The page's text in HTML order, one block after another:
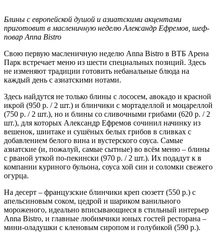
Блины с европейской душой и азиатскими акцентами
приготовит в масленичную неделю Александр Ефремов, шеф-
повар Anna Bistro
Свою первую масленичную неделю Anna Bistro в ВТБ Арена
Парк встречает меню из шести специальных позиций. Здесь
не изменяют традиции готовить небанальные блюда на
каждый день с азиатскими нотами.
Здесь найдутся не только блины с лососем, авокадо и красной
икрой (950 р. / 2 шт.) и блинчики с мортаделлой и моцареллой
(750 р. / 2 шт.), но и блины со сливочными грибами (620 р. / 2
шт.), для которых Александр Ефремов сочинил начинку из
вешенок, шиитаке и сушёных белых грибов в сливках с
добавлением белого вина и вустерского соуса. Самые
азиатские (и, пожалуй, самые сытные) во всём меню – блины
с рваной уткой по-пекински (970 р. / 2 шт.). Их подадут к в
компании куриного бульона, соуса хой син и соломки свежего
огурца.
На десерт – французские блинчики креп сюзетт (550 р.) с
апельсиновым соком, цедрой и шариком ванильного
мороженого, идеально вписывающиеся в стильный интерьер
Anna Bistro, и главные любимчики юных гостей ресторана –
мини-оладушки с кленовым сиропом и голубикой (590 р.).